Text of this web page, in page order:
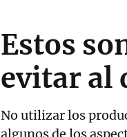
Estos
evitar al
No utilizar los